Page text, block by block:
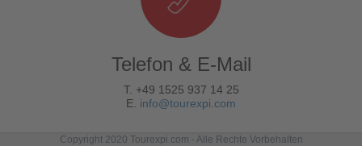
Telefon & E-Mail
T. +49 1525 937 14 25
E. info@tourexpi.com
Copyright 2020 Tourexpi.com - Alle Rechte Vorbehalten